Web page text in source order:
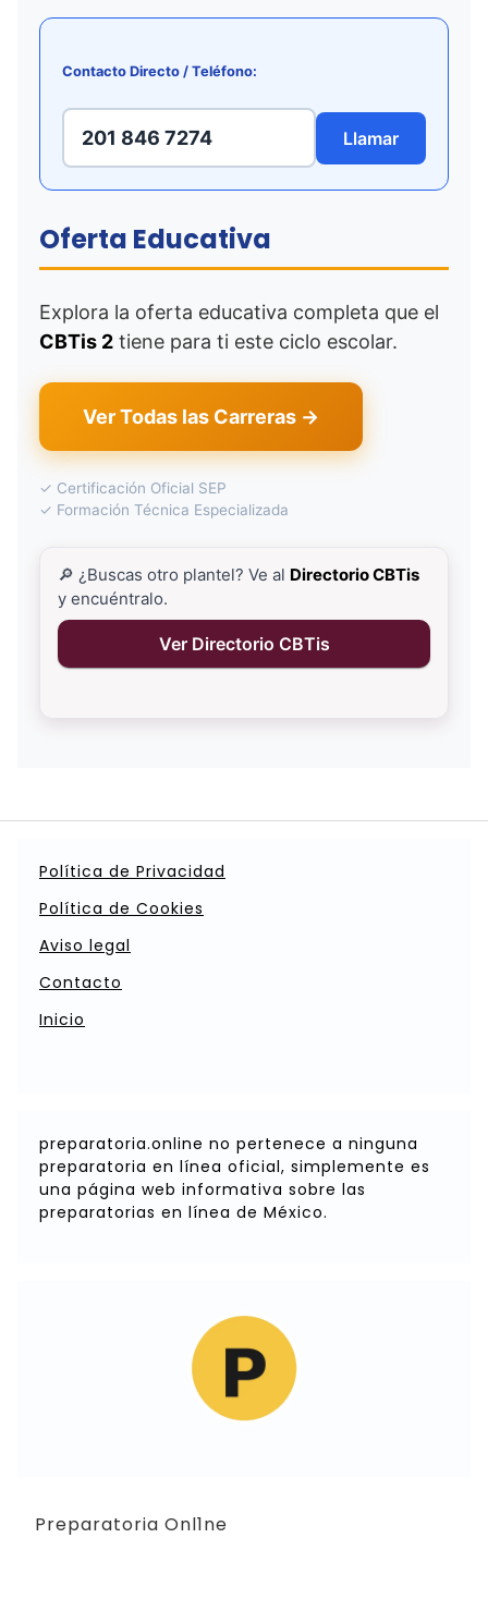
Contacto Directo / Teléfono:
201 846 7274 Llamar
Oferta Educativa
Explora la oferta educativa completa que el
CBTis 2 tiene para ti este ciclo escolar.
Ver Todas las Carreras →
✓ Certificación Oficial SEP
✓ Formación Técnica Especializada
🔎 ¿Buscas otro plantel? Ve al Directorio CBTis
y encuéntralo.
Ver Directorio CBTis
Política de Privacidad
Política de Cookies
Aviso legal
Contacto
Inicio
preparatoria.online no pertenece a ninguna
preparatoria en línea oficial, simplemente es
una página web informativa sobre las
preparatorias en línea de México.
Preparatoria Onl1ne